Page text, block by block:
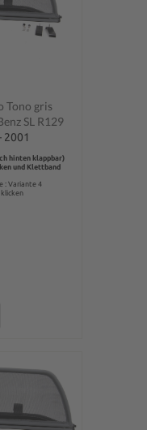
estrellas
Tono gris
SL R129
2001
hinten klappbar)
und Klettband
: Variante 4